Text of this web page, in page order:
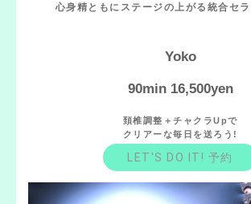
心身精ともにステージの上がる統合セ
Yoko
90min 16,500yen
頚椎調整＋チャクラUpで
クリアーな毎日を送ろう!
LET'S DO IT! 予約